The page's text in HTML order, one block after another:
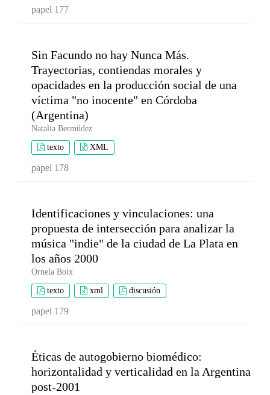
papel 177
Sin Facundo no hay Nunca Más.
Trayectorias, contiendas morales y
opacidades en la producción social de una
víctima "no inocente" en Córdoba
(Argentina)
Natalia Bermúdez
texto XML
papel 178
Identificaciones y vinculaciones: una
propuesta de intersección para analizar la
música "indie" de la ciudad de La Plata en
los años 2000
Ornela Boix
texto xml discusión
papel 179
Éticas de autogobierno biomédico:
horizontalidad y verticalidad en la Argentina
post-2001